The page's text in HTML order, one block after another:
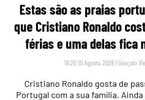
Estas são as praias
que Cristiano Ronaldo
férias e uma delas fica
18:20 10 Agosto, 2026 | Gonçalo
Cristiano Ronaldo gosta de
Portugal com a sua família.